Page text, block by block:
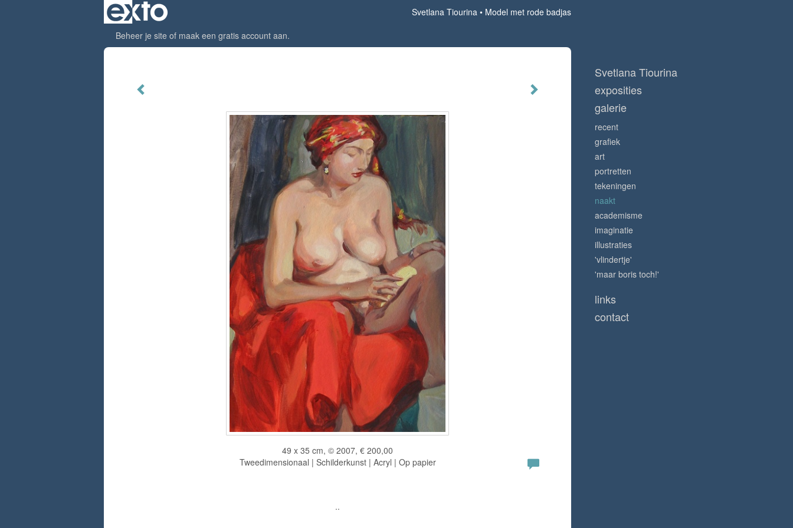
Svetlana Tiourina
Model met rode badjas
Beheer je site of maak een gratis account aan.
49 x 35 cm, © 2007, € 200,00
Tweedimensionaal | Schilderkunst | Acryl | Op papier
..
Svetlana Tiourina
exposities
galerie
recent
grafiek
art
portretten
tekeningen
naakt
academisme
imaginatie
illustraties
'vlindertje'
'maar boris toch!'
links
contact